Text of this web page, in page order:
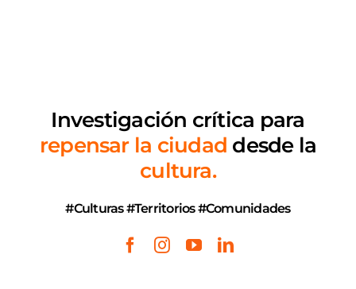
Investigación crítica para
repensar la ciudad desde la
cultura.
#Culturas #Territorios #Comunidades